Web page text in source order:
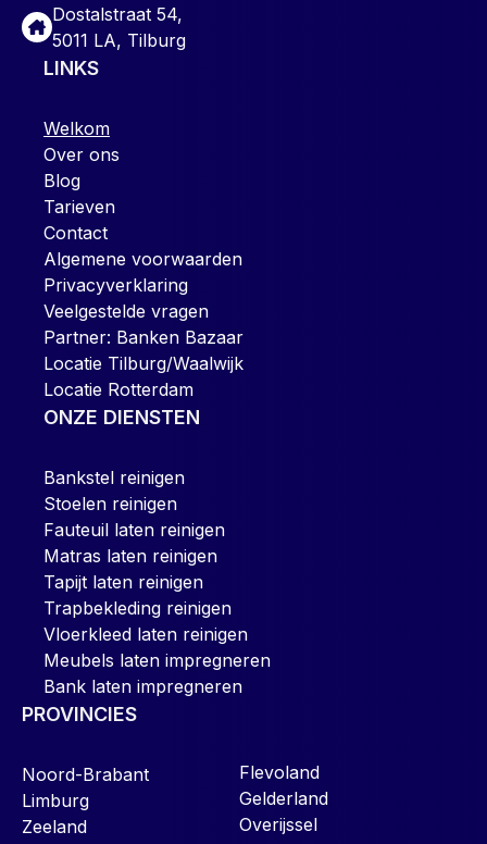
Dostalstraat 54,
5011 LA, Tilburg
LINKS
Welkom
Over ons
Blog
Tarieven
Contact
Algemene voorwaarden
Privacyverklaring
Veelgestelde vragen
Partner: Banken Bazaar
Locatie Tilburg/Waalwijk
Locatie Rotterdam
ONZE DIENSTEN
Bankstel reinigen
Stoelen reinigen
Fauteuil laten reinigen
Matras laten reinigen
Tapijt laten reinigen
Trapbekleding reinigen
Vloerkleed laten reinigen
Meubels laten impregneren
Bank laten impregneren
PROVINCIES
Noord-Brabant
Limburg
Zeeland
Flevoland
Gelderland
Overijssel